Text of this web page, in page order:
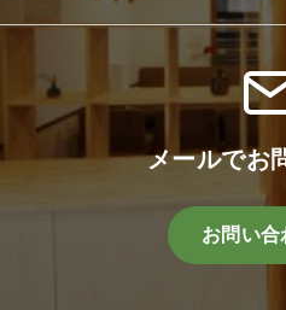
メールでお
お問い合